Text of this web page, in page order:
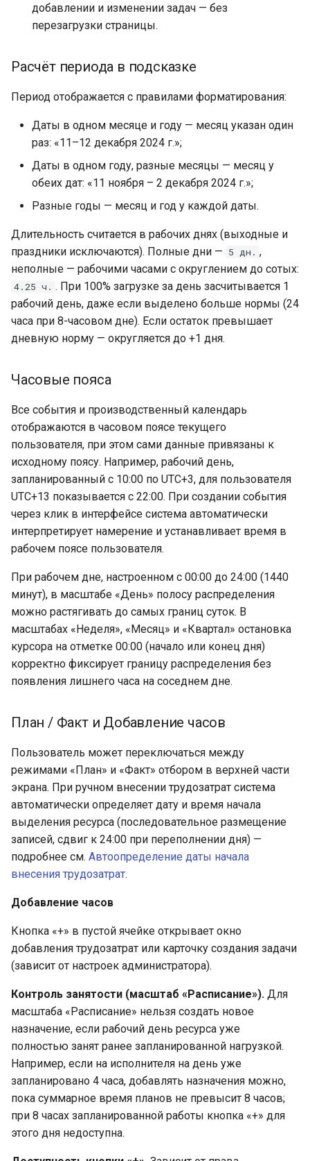
добавлении и изменении задач — без
перезагрузки страницы.
Расчёт периода в подсказке
Период отображается с правилами форматирования:
Даты в одном месяце и году — месяц указан один
раз: «11–12 декабря 2024 г.»;
Даты в одном году, разные месяцы — месяц у
обеих дат: «11 ноября – 2 декабря 2024 г.»;
Разные годы — месяц и год у каждой даты.
Длительность считается в рабочих днях (выходные и
праздники исключаются). Полные дни — 5 дн. ,
неполные — рабочими часами с округлением до сотых:
4.25 ч. . При 100% загрузке за день засчитывается 1
рабочий день, даже если выделено больше нормы (24
часа при 8-часовом дне). Если остаток превышает
дневную норму — округляется до +1 дня.
Часовые пояса
Все события и производственный календарь
отображаются в часовом поясе текущего
пользователя, при этом сами данные привязаны к
исходному поясу. Например, рабочий день,
запланированный с 10:00 по UTC+3, для пользователя
UTC+13 показывается с 22:00. При создании события
через клик в интерфейсе система автоматически
интерпретирует намерение и устанавливает время в
рабочем поясе пользователя.
При рабочем дне, настроенном с 00:00 до 24:00 (1440
минут), в масштабе «День» полосу распределения
можно растягивать до самых границ суток. В
масштабах «Неделя», «Месяц» и «Квартал» остановка
курсора на отметке 00:00 (начало или конец дня)
корректно фиксирует границу распределения без
появления лишнего часа на соседнем дне.
План / Факт и Добавление часов
Пользователь может переключаться между
режимами «План» и «Факт» отбором в верхней части
экрана. При ручном внесении трудозатрат система
автоматически определяет дату и время начала
выделения ресурса (последовательное размещение
записей, сдвиг к 24:00 при переполнении дня) —
подробнее см. Автоопределение даты начала
внесения трудозатрат.
Добавление часов
Кнопка «+» в пустой ячейке открывает окно
добавления трудозатрат или карточку создания задачи
(зависит от настроек администратора).
Контроль занятости (масштаб «Расписание»). Для
масштаба «Расписание» нельзя создать новое
назначение, если рабочий день ресурса уже
полностью занят ранее запланированной нагрузкой.
Например, если на исполнителя на день уже
запланировано 4 часа, добавлять назначения можно,
пока суммарное время планов не превысит 8 часов;
при 8 часах запланированной работы кнопка «+» для
этого дня недоступна.